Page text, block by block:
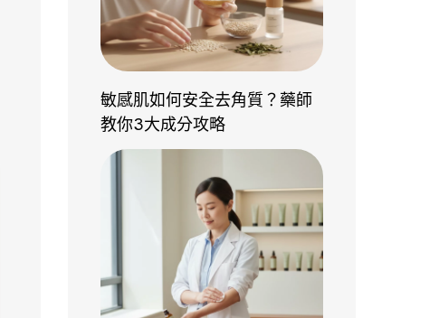
敏感肌如何安全去角質？藥師
教你3大成分攻略